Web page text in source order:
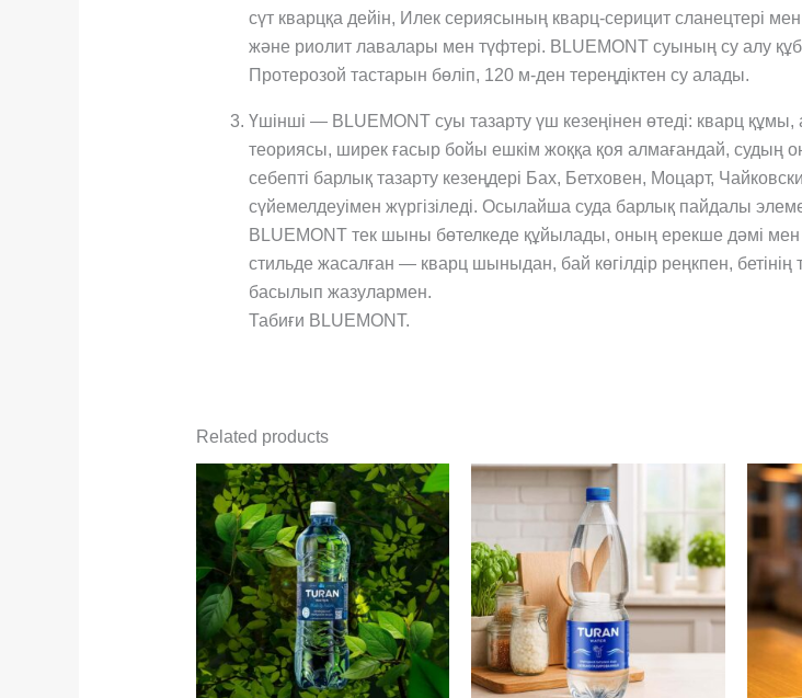
сүт кварцқа дейін, Илек сериясының кварц-серицит сланецтері
және риолит лавалары мен түфтері. BLUEMONT суының су алу
Протерозой тастарын бөліп, 120 м-ден тереңдіктен су алады.
Үшінші — BLUEMONT суы тазарту үш кезеңінен өтеді: кварц құмы,
теориясы, ширек ғасыр бойы ешкім жоққа қоя алмағандай, судың
себепті барлық тазарту кезеңдері Бах, Бетховен, Моцарт,
сүйемелдеуімен жүргізіледі. Осылайша суда барлық пайдалы
BLUEMONT тек шыны бөтелкеде құйылады, оның ерекше дәмі
стильде жасалған — кварц шыныдан, бай көгілдір реңкпен, бетінің
басылып жазулармен.
Табиғи BLUEMONT.
Related products